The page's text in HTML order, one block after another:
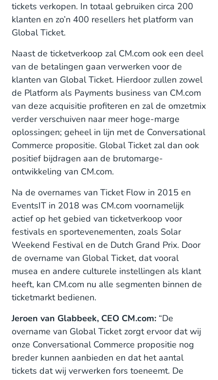
tickets verkopen. In totaal gebruiken circa 200
klanten en zo’n 400 resellers het platform van
Global Ticket.
Naast de ticketverkoop zal CM.com ook een deel
van de betalingen gaan verwerken voor de
klanten van Global Ticket. Hierdoor zullen zowel
de Platform als Payments business van CM.com
van deze acquisitie profiteren en zal de omzetmix
verder verschuiven naar meer hoge-marge
oplossingen; geheel in lijn met de Conversational
Commerce propositie. Global Ticket zal dan ook
positief bijdragen aan de brutomarge-
ontwikkeling van CM.com.
Na de overnames van Ticket Flow in 2015 en
EventsIT in 2018 was CM.com voornamelijk
actief op het gebied van ticketverkoop voor
festivals en sportevenementen, zoals Solar
Weekend Festival en de Dutch Grand Prix. Door
de overname van Global Ticket, dat vooral
musea en andere culturele instellingen als klant
heeft, kan CM.com nu alle segmenten binnen de
ticketmarkt bedienen.
Jeroen van Glabbeek, CEO CM.com: “De
overname van Global Ticket zorgt ervoor dat wij
onze Conversational Commerce propositie nog
breder kunnen aanbieden en dat het aantal
tickets dat wij verwerken fors toeneemt. De